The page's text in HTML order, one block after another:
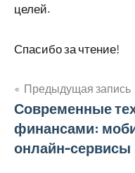
целей.
Спасибо за чтение!
Навигация
по
Предыдущая запись
Современные
финансами:
онлайн-сервисы